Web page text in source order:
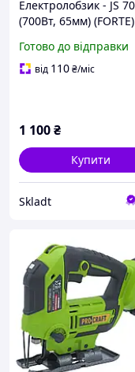
Електролобзик - JS
(700Вт, 65мм) (FORTE)
Готово до відправки
від 110₴/міс
1 100₴
Купити
Skladt